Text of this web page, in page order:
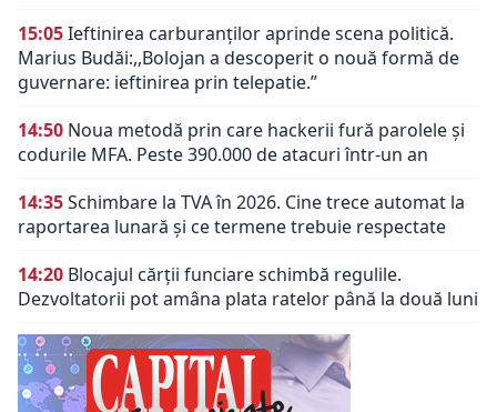
15:05Ieftinirea carburanților aprinde scena politică.
Marius Budăi:,,Bolojan a descoperit o nouă formă de
guvernare: ieftinirea prin telepatie.”
14:50 Noua metodă prin care hackerii fură parolele și
codurile MFA. Peste 390.000 de atacuri într-un an
14:35Schimbare la TVA în 2026. Cine trece automat la
raportarea lunară și ce termene trebuie respectate
14:20 Blocajul cărții funciare schimbă regulile.
Dezvoltatorii pot amâna plata ratelor până la două luni